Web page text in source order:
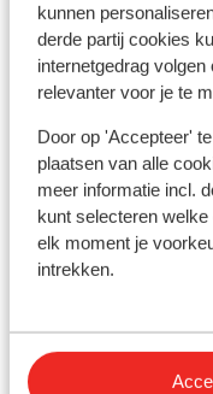
kunnen
derde partij cookies
internetgedrag
relevanter voor je te
Door op 'Accepteer'
plaatsen van alle
meer informatie incl.
kunt selecteren
elk moment je
intrekken.
Skipas
Skimateriaal
Andere
Hotel Taj I Mah